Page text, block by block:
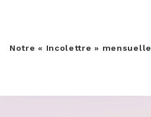
Notre « Incolettre » mensuelle